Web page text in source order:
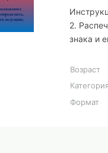
2.
знака и
Возраст
Формат